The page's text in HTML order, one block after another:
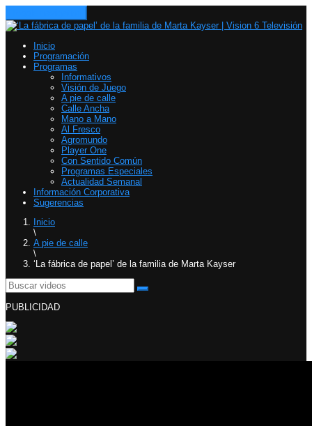
Inicio
Programación
Programas
Informativos
Visión de Juego
A pie de calle
Calle Ancha
Mano a Mano
Al Fresco
Agromundo
Player One
Con Sentido Común
Programas Especiales
Actualidad Semanal
Información Corporativa
Sugerencias
Inicio
\
A pie de calle
\
‘La fábrica de papel’ de la familia de Marta Kayser
PUBLICIDAD